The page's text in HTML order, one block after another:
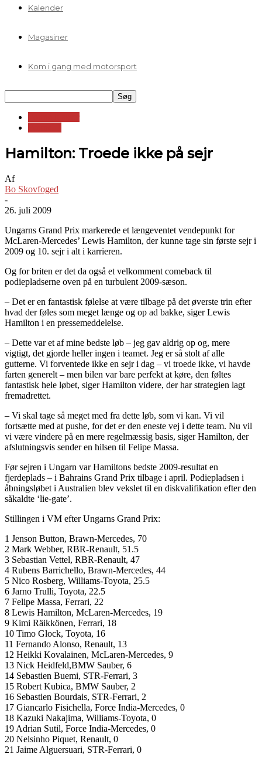
Kalender
Magasiner
Kom i gang med motorsport
Hamilton: Troede ikke på sejr
Af
Bo Skovfoged
-
26. juli 2009
Ungarns Grand Prix markerede et længeventet vendepunkt for
McLaren-Mercedes’ Lewis Hamilton, der kunne tage sin første sejr i
2009 og 10. sejr i alt i karrieren.
Og for briten er det da også et velkomment comeback til
podiepladserne oven på en turbulent 2009-sæson.
– Det er en fantastisk følelse at være tilbage på det øverste trin efter
hvad der føles som meget længe og op ad bakke, siger Lewis
Hamilton i en pressemeddelelse.
– Dette var et af mine bedste løb – jeg gav aldrig op og, mere
vigtigt, det gjorde heller ingen i teamet. Jeg er så stolt af alle
gutterne. Vi forventede ikke en sejr i dag – vi troede ikke, vi havde
farten generelt – men bilen var bare perfekt at køre, den føltes
fantastisk hele løbet, siger Hamilton videre, der har strategien lagt
fremadrettet.
– Vi skal tage så meget med fra dette løb, som vi kan. Vi vil
fortsætte med at pushe, for det er den eneste vej i dette team. Nu vil
vi være vindere på en mere regelmæssig basis, siger Hamilton, der
afslutningsvis sender en hilsen til Felipe Massa.
Før sejren i Ungarn var Hamiltons bedste 2009-resultat en
fjerdeplads – i Bahrains Grand Prix tilbage i april. Podiepladsen i
åbningsløbet i Australien blev vekslet til en diskvalifikation efter den
såkaldte ‘lie-gate’.
Stillingen i VM efter Ungarns Grand Prix:
1 Jenson Button, Brawn-Mercedes, 70
2 Mark Webber, RBR-Renault, 51.5
3 Sebastian Vettel, RBR-Renault, 47
4 Rubens Barrichello, Brawn-Mercedes, 44
5 Nico Rosberg, Williams-Toyota, 25.5
6 Jarno Trulli, Toyota, 22.5
7 Felipe Massa, Ferrari, 22
8 Lewis Hamilton, McLaren-Mercedes, 19
9 Kimi Räikkönen, Ferrari, 18
10 Timo Glock, Toyota, 16
11 Fernando Alonso, Renault, 13
12 Heikki Kovalainen, McLaren-Mercedes, 9
13 Nick Heidfeld,BMW Sauber, 6
14 Sebastien Buemi, STR-Ferrari, 3
15 Robert Kubica, BMW Sauber, 2
16 Sebastien Bourdais, STR-Ferrari, 2
17 Giancarlo Fisichella, Force India-Mercedes, 0
18 Kazuki Nakajima, Williams-Toyota, 0
19 Adrian Sutil, Force India-Mercedes, 0
20 Nelsinho Piquet, Renault, 0
21 Jaime Alguersuari, STR-Ferrari, 0